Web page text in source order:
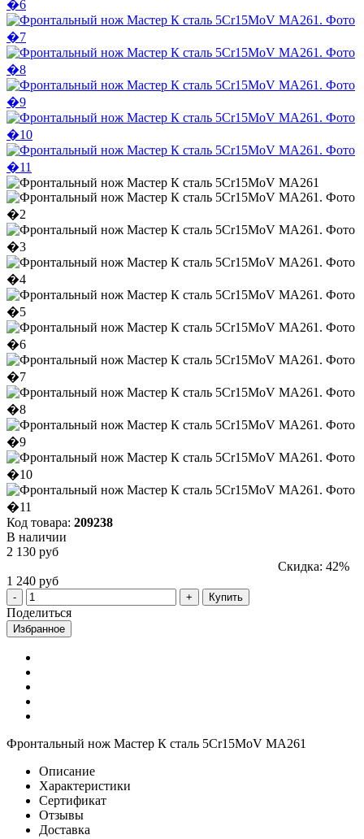
Код товара: 209238
В наличии
2 130 руб
Скидка: 42%
1 240 руб
Купить
Поделиться
Избранное
Фронтальный нож Мастер К сталь 5Cr15MoV MA261
Описание
Характеристики
Сертификат
Отзывы
Доставка